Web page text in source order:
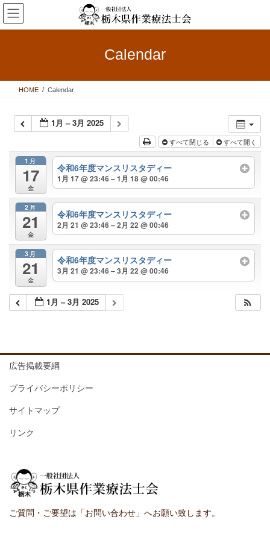
コ
ン
テ
ス
ナ
ビ
ゲ
ン
Calendar
HOME Calendar
1月 – 3月 2025
すべて閉じる すべて開く
1月
17
金
令和6年度マンスリスタディー
1月 17 @ 23:46 – 1月 18 @ 00:46
2月
21
金
令和6年度マンスリスタディー
2月 21 @ 23:46 – 2月 22 @ 00:46
3月
21
金
令和6年度マンスリスタディー
3月 21 @ 23:46 – 3月 22 @ 00:46
1月 – 3月 2025
広告掲載要綱
プライバシーポリシー
サイトマップ
リンク
ご質問・ご要望は「お問い合わせ」へお願い致します。